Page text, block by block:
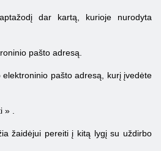
dar kartą, kurioje nurodyta
pašto adresą.
elektroninio pašto adresą, kurį įvedėte
»
žaidėjui pereiti į kitą lygį su uždirbo